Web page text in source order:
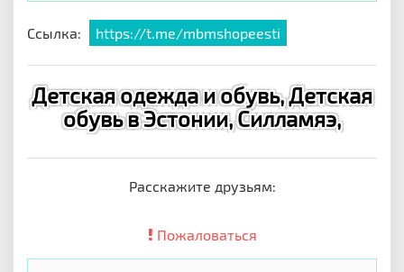
Ссылка: https://t.me/mbmshopeesti
Детская одежда и обувь, Детская
обувь в Эстонии, Силламяэ,
Расскажите друзьям:
Пожаловаться